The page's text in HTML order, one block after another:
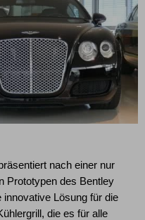
nach einer nur
Prototypen des Bentley
Lösung für die
die es für alle